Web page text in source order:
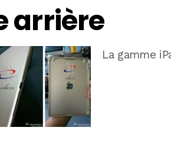
arrière
La gamme